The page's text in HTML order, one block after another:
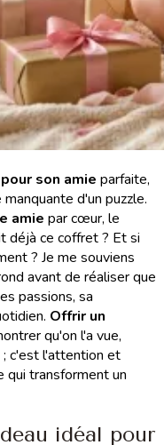
son amie parfaite,
d'un puzzle.
amie par cœur, le
déjà ce coffret ? Et si
? Je me souviens
avant de réaliser que
passions, sa
Offrir un
qu'on l'a vue,
c'est l'attention et
qui transforment un
idéal pour